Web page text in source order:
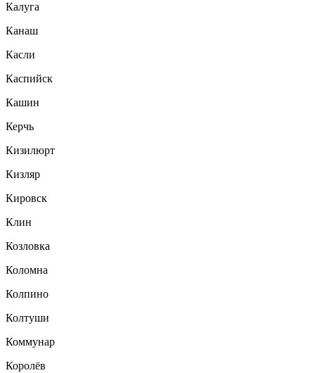
Калуга
Канаш
Касли
Каспийск
Кашин
Керчь
Кизилюрт
Кизляр
Кировск
Клин
Козловка
Коломна
Колпино
Колтуши
Коммунар
Королёв